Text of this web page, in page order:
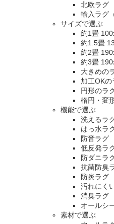
北欧ラグ
輸入ラグ
サイズで選ぶ
約1畳
約1.5畳
約2畳
約3畳
大きめの
加工OKの
円形のラ
楕円・変
機能で選ぶ
洗えるラ
はっ水ラ
防音ラグ
低反発ラ
防ダニラ
抗菌防臭
防炎ラグ
汚れにく
消臭ラグ
オールシ
素材で選ぶ